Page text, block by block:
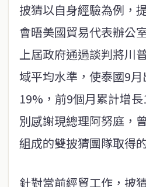
披猜以自身經驗為例，
會晤美國貿易代表辦公
上屆政府通過談判將川
域平均水準，使泰國9
19%，前9個月累計增
別感謝現總理阿努庭，
組成的雙披猜團隊取得
針對當前經貿工作，披